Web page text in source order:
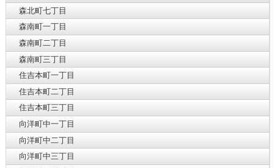
森北町七丁目
森南町一丁目
森南町二丁目
森南町三丁目
住吉本町一丁目
住吉本町二丁目
住吉本町三丁目
向洋町中一丁目
向洋町中二丁目
向洋町中三丁目